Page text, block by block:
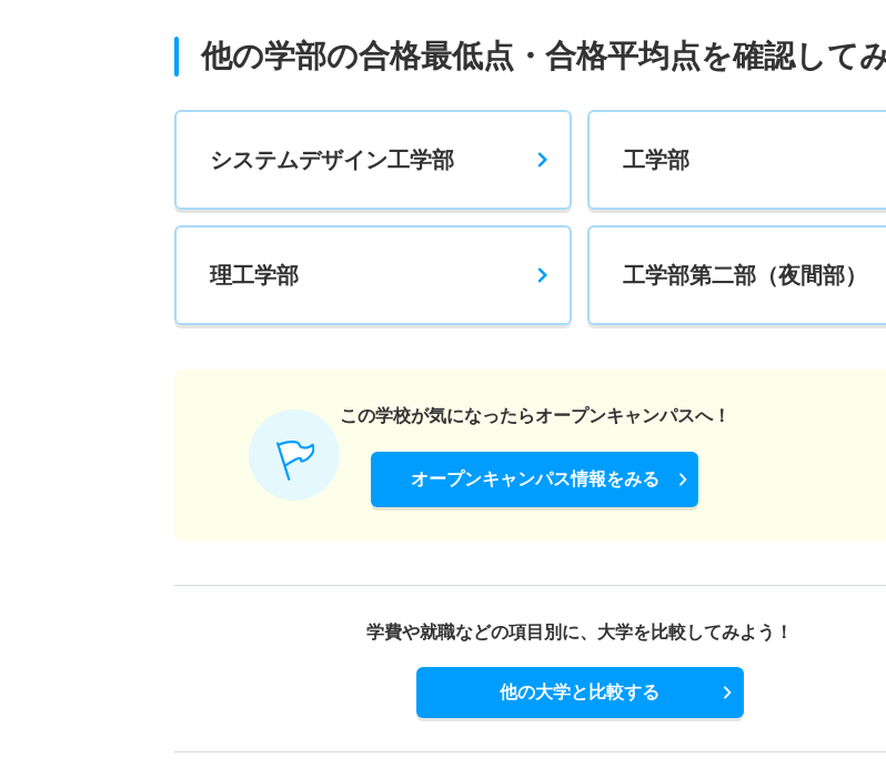
他の学部の合格最低点・合格平均点を確認して
システムデザイン工学部 工学部
理工学部 工学部第二部（夜間部）
この学校が気になったらオープンキャンパスへ！
オープンキャンパス情報をみる
学費や就職などの項目別に、 大学を比較してみよう！
他の大学と比較する